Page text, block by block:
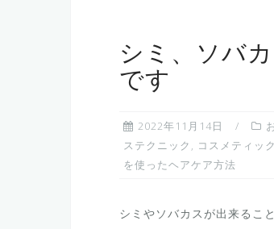
シミ、ソバ
です
2022年11月14日
ステクニック , コスメティッ
を使ったヘアケア方法
シミやソバカスが出来るこ